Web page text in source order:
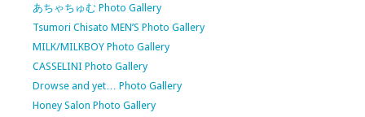
あちゃちゅむ Photo Gallery
Tsumori Chisato MEN’S Photo Gallery
MILK/MILKBOY Photo Gallery
CASSELINI Photo Gallery
Drowse and yet… Photo Gallery
Honey Salon Photo Gallery